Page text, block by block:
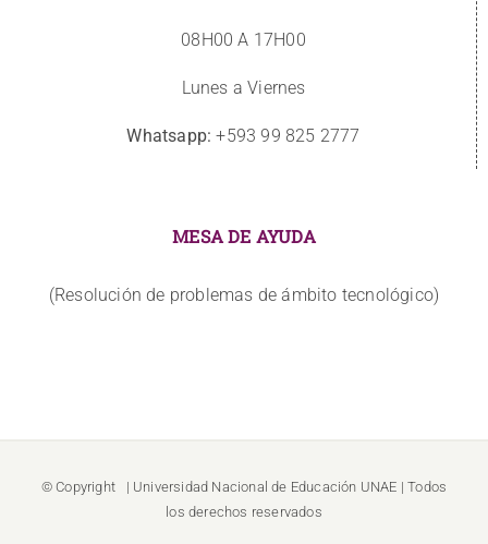
08H00 A 17H00
Lunes a Viernes
Whatsapp: +593 99 825 2777
MESA DE AYUDA
(Resolución de problemas de ámbito tecnológico)
© Copyright | Universidad Nacional de Educación UNAE | Todos
los derechos reservados